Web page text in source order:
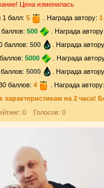
Цена изменилась
1 балл: 5 . Награда автору: 1
500 . Награда автору:
баллов: 500 . Награда
5000 . Награда
5000 . Награда
баллов: 4 . Награда автору:
характеристикам на 2 часа!
0Голосов: 0